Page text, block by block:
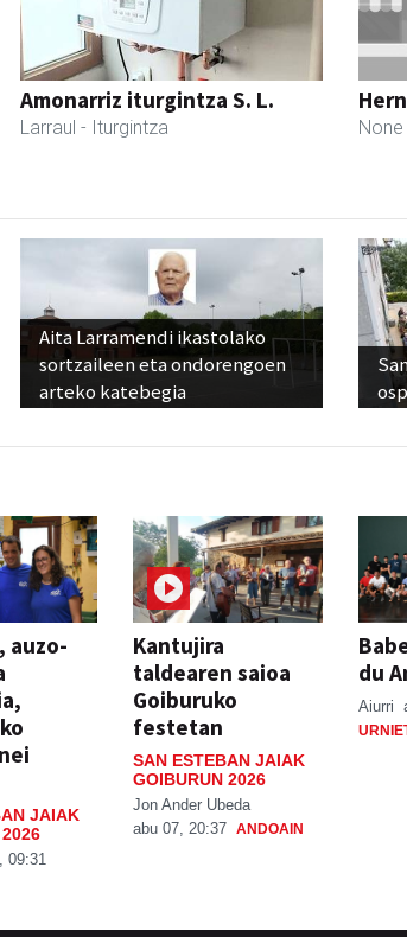
Amonarriz iturgintza S. L.
Larraul - Iturgintza None
Aita Larramendi ikastolako
sortzaileen eta ondorengoen
arteko katebegia
auzo-
JAIAK
09:31
Kantujira
taldearen saioa
Goiburuko
festetan
SAN ESTEBAN JAIAK
GOIBURUN 2026
Jon Ander Ubeda
abu 07, 20:37 ANDOAIN
du
Aiurri